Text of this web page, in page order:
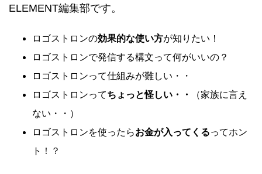
ELEMENT編集部です。
ロゴストロンの効果的な使い方が知りたい！
ロゴストロンで発信する構文って何がいいの？
ロゴストロンって仕組みが難しい・・
ロゴストロンってちょっと怪しい・・
（家族に言え
ない・・）
ロゴストロンを使ったらお金が入ってくるってホン
ト！？